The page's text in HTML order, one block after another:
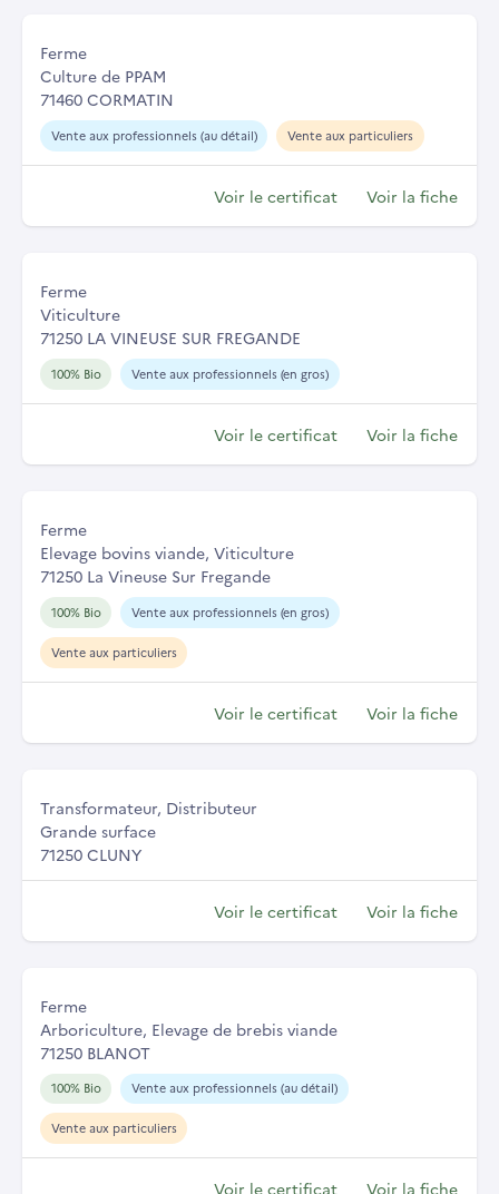
Ferme
Culture de PPAM
71460 CORMATIN
Vente aux professionnels (au détail) Vente aux particuliers
Voir le certificat Voir la fiche
Ferme
Viticulture
71250 LA VINEUSE SUR FREGANDE
100% Bio Vente aux professionnels (en gros)
Voir le certificat Voir la fiche
Ferme
Elevage bovins viande, Viticulture
71250 La Vineuse Sur Fregande
100% Bio Vente aux professionnels (en gros)
Vente aux particuliers
Voir le certificat Voir la fiche
Transformateur, Distributeur
Grande surface
71250 CLUNY
Voir le certificat Voir la fiche
Ferme
Arboriculture, Elevage de brebis viande
71250 BLANOT
100% Bio Vente aux professionnels (au détail)
Vente aux particuliers
Voir le certificat Voir la fiche